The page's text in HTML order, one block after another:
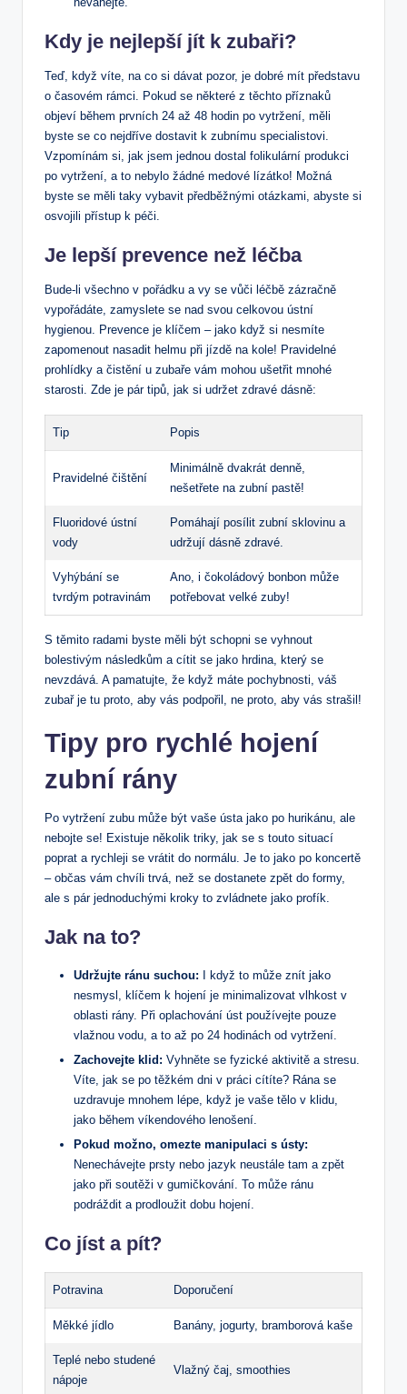
Kdy je nejlepší jít k⁣ zubaři?
Teď, když víte, na co si‌ dávat ⁣pozor, je dobré ⁢mít představu
⁣o časovém rámci. Pokud se některé ‍z těchto příznaků
⁢objeví během prvních 24 ‌až ⁢48 hodin ​po vytržení, měli
byste se co⁢ nejdříve⁣ dostavit k zubnímu ⁢specialistovi.
Vzpomínám si, jak jsem‍ jednou dostal folikulární produkci⁢
po vytržení, a to nebylo⁣ žádné medové lízátko! Možná​
byste se měli ‌taky vybavit předběžnými ⁢otázkami, abyste si
osvojili přístup k péči.
Je lepší prevence ⁤než léčba
Bude-li všechno v pořádku a ⁢vy se vůči léčbě zázračně
vypořádáte, zamyslete se‍ nad svou celkovou ústní
hygienou. Prevence je klíčem ​– ⁣jako když si nesmíte
zapomenout nasadit⁢ helmu při jízdě na kole! Pravidelné
prohlídky a čistění u⁢ zubaře ⁣vám mohou ušetřit​ mnohé
starosti. Zde je‌ pár tipů, ‍jak si udržet zdravé dásně:
Tip Popis
Pravidelné⁤ čištění
Minimálně dvakrát denně,⁤
nešetřete na zubní pastě!
Fluoridové ústní
vody
Pomáhají posílit zubní sklovinu a
udržují dásně zdravé.
Vyhýbání ⁢se
tvrdým ‍potravinám
Ano, i čokoládový bonbon může
potřebovat velké zuby!
S těmito radami byste měli být schopni se vyhnout
bolestivým následkům a cítit⁢ se jako hrdina, který se
nevzdává. ​A pamatujte, že​ když máte pochybnosti, váš
zubař ⁤je tu proto, aby ⁢vás podpořil, ne proto, aby ‍vás strašil!
Tipy pro rychlé hojení⁤
zubní rány
Po vytržení zubu může⁤ být vaše‍ ústa⁤ jako po hurikánu, ale ​
nebojte‍ se! Existuje několik⁣ triky, jak se s touto situací
poprat a ⁢rychleji⁢ se‌ vrátit do normálu. Je to jako po koncertě
– občas vám chvíli⁢ trvá, než ​se dostanete zpět do formy,
ale s pár ‌jednoduchými kroky to zvládnete ‍jako profík.
Jak na ‍to?
Udržujte ránu suchou: I ⁣když to může znít jako
nesmysl, klíčem​ k hojení je minimalizovat vlhkost v
oblasti rány. Při oplachování úst používejte pouze
vlažnou vodu, a⁣ to až po 24 hodinách od‌ vytržení.
Zachovejte klid: Vyhněte se ⁣fyzické aktivitě ‍a ⁤stresu.
Víte, jak se‌ po⁣ těžkém dni v práci cítíte? Rána se
uzdravuje mnohem ​lépe, když‍ je‌ vaše tělo v klidu,
‍jako během víkendového lenošení.
Pokud ‍možno, omezte manipulaci s ústy:
Nenechávejte prsty ‌nebo jazyk neustále ​tam a zpět
jako při soutěži v ‌gumičkování. To může ránu
podráždit a prodloužit dobu hojení.
Co jíst a ⁢pít?
Potravina Doporučení
Měkké jídlo Banány, jogurty, ‌bramborová kaše
Teplé‍ nebo studené
nápoje
Vlažný čaj, smoothies